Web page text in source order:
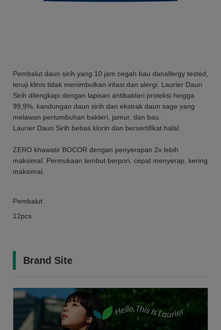
Pembalut daun sirih yang 10 jam cegah bau danallergy tested,
teruji klinis tidak menimbulkan iritasi dan alergi. Laurier Daun
Sirih dilengkapi dengan lapisan antibakteri proteksi hingga
99,9%, kandungan daun sirih dan ekstrak daun sage yang
melawan pertumbuhan bakteri, jamur, dan bau.
Laurier Daun Sirih bebas klorin dan bersertifikat halal.
ZERO khawatir BOCOR dengan penyerapan 2x lebih
maksimal. Permukaan lembut berpori, cepat menyerap, kering
maksimal.
Pembalut
12pcs
Brand Site